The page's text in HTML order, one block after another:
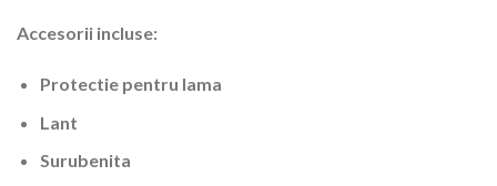
Accesorii incluse:
Protectie pentru lama
Lant
Surubenita